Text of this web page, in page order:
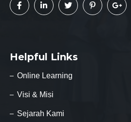
Helpful Links
Online Learning
Visi & Misi
Sejarah Kami